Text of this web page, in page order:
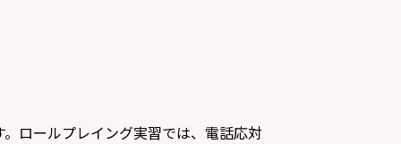
ロールプレイング実習では、電話応対